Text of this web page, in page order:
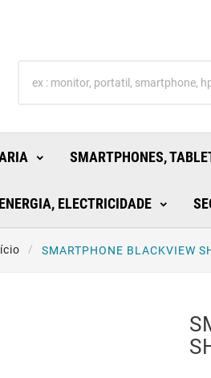
SMARTPHONES,
ENERGIA, ELECTRICIDADE
SMARTPHONE BLACKVIEW